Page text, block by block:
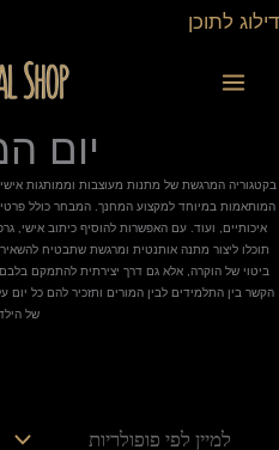
דילוג לתוכן
דילוג
יום
בקטגוריה המרגשת של מתנות מעוצבות וממותגות
המותאמות במיוחד למקצוע המחנך. המבחר כולל פרטי
איכותיים, ועוד. עם האפשרות להוסיף כיתוב אישי,
תוכלו ליצור מתנה אותנטית ומרגשת שתבטיח
ביטוי של הוקרה, אלא גם דרך יצירתית להתמקם
הקשר בין התלמידים לבין המורים ותזכיר להם כל
של